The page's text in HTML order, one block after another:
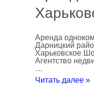
Аренда
Дарницкий
Харьковское
Агентство
…
Читать далее »